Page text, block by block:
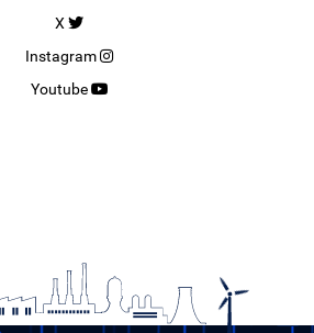
X
Instagram
Youtube